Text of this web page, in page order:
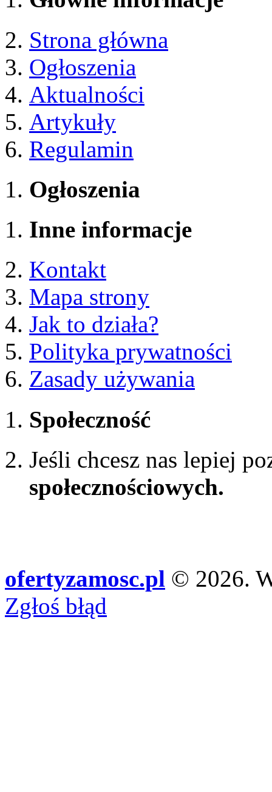
Strona główna
Ogłoszenia
Aktualności
Artykuły
Regulamin
Ogłoszenia
Inne informacje
Kontakt
Mapa strony
Jak to działa?
Polityka prywatności
Zasady używania
Społeczność
Jeśli chcesz nas lepiej
społecznościowych.
ofertyzamosc.pl © 2026.
Zgłoś błąd